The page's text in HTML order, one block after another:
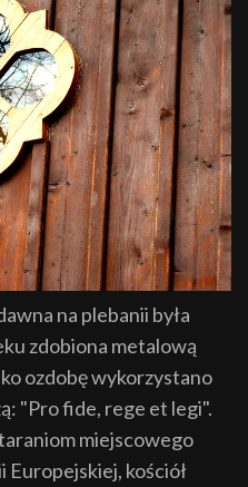
na plebanii była
zdobiona metalową
ozdobę wykorzystano
"Pro fide, rege et legi".
miejscowego
Europejskiej, kościół